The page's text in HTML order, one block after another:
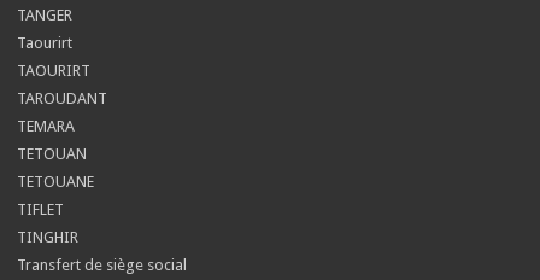
TANGER
Taourirt
TAOURIRT
TAROUDANT
TEMARA
TETOUAN
TETOUANE
TIFLET
TINGHIR
Transfert de siège social